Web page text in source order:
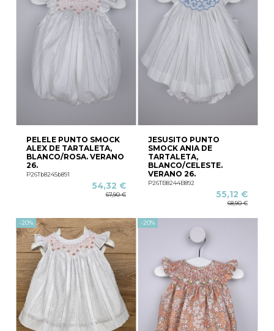
PELELE PUNTO SMOCK
ALEX DE TARTALETA,
BLANCO/ROSA. VERANO
26.
P26Tb8245b891
54,32 €
67,90 €
JESUSITO PUNTO
SMOCK ANIA DE
TARTALETA,
BLANCO/CELESTE.
VERANO 26.
P26TB8244B892
55,12 €
68,90 €
-20% -20%